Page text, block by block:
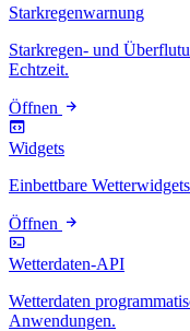
Starkregenwarnung
Starkregen- und
Echtzeit.
Öffnen
Widgets
Einbettbare
Öffnen
Wetterdaten-API
Wetterdaten
Anwendungen.